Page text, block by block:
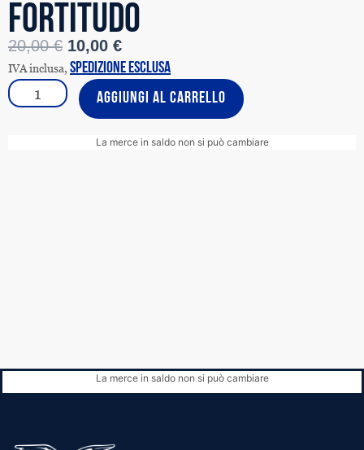
FORTITUDO
20,00€
Il
prezzo
originale
era:
20,00 €.
10,00 €
Il
prezzo
attuale
è:
10,00 €.
IVA inclusa, spedizione esclusa
BEAUTY
JOMA
AGGIUNGI AL CARRELLO
La merce in saldo non si può cambiare
La merce in saldo non si può cambiare